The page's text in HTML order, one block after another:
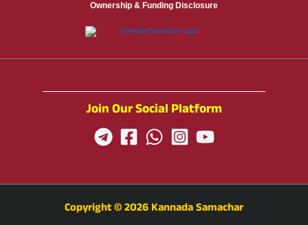
Ownership & Funding Disclosure
Join Our Social Platform
Copyright © 2026 Kannada Samachar